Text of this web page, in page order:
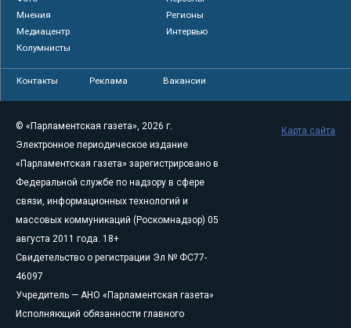
Мнения
Регионы
Медиацентр
Интервью
Колумнисты
Контакты Реклама Вакансии
© «Парламентская газета», 2026 г.
Электронное периодическое издание
«Парламентская газета» зарегистрировано в
Федеральной службе по надзору в сфере
связи, информационных технологий и
массовых коммуникаций (Роскомнадзор) 05
августа 2011 года. 18+
Свидетельство о регистрации Эл № ФС77-
46097
Учредитель — АНО «Парламентская газета»
Исполняющий обязанности главного
Карта сайта